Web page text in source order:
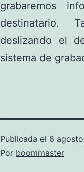
grabaremos
destinatario.
deslizando el
sistema de
Publicada el 6
Por boommaster